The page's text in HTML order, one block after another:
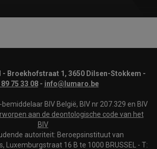
- Broekhofstraat 1, 3650 Dilsen-Stokkem -
75 33 08- info@lumaro.be
BIV België, BIV nr 207.329 en BIV
aan de deontologische code van het
BIV
autoriteit: Beroepsinstituut van
Luxemburgstraat 16 B te 1000 BRUSSEL - T: